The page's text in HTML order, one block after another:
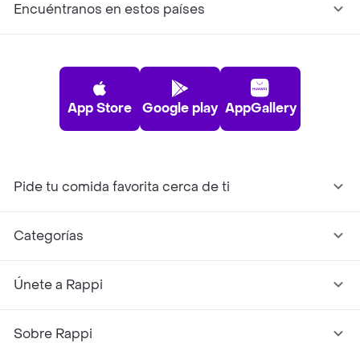
Encuéntranos en estos países
App Store Google play AppGallery
Pide tu comida favorita cerca de ti
Categorías
Únete a Rappi
Sobre Rappi